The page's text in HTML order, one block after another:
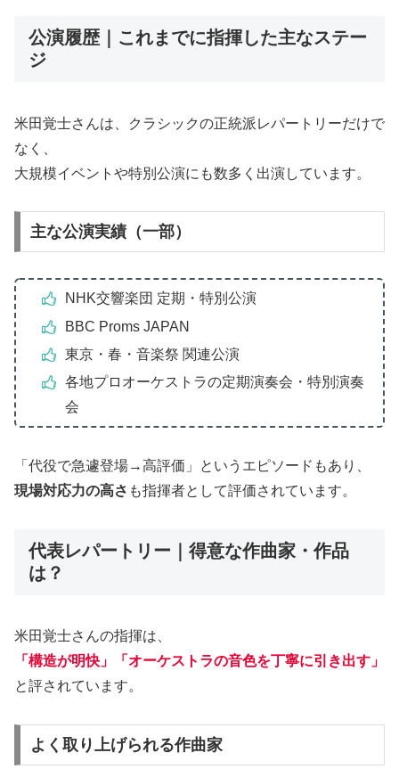
公演履歴｜これまでに指揮した主なステー
ジ
米田覚士さんは、クラシックの正統派レパートリーだけで
なく、
大規模イベントや特別公演にも数多く出演しています。
主な公演実績（一部）
NHK交響楽団 定期・特別公演
BBC Proms JAPAN
東京・春・音楽祭 関連公演
各地プロオーケストラの定期演奏会・特別演奏
会
「代役で急遽登場→高評価」というエピソードもあり、
現場対応力の高さ も指揮者として評価されています。
代表レパートリー｜得意な作曲家・作品
は？
米田覚士さんの指揮は、
「構造が明快」「オーケストラの音色を丁寧に引き出す」
と評されています。
よく取り上げられる作曲家